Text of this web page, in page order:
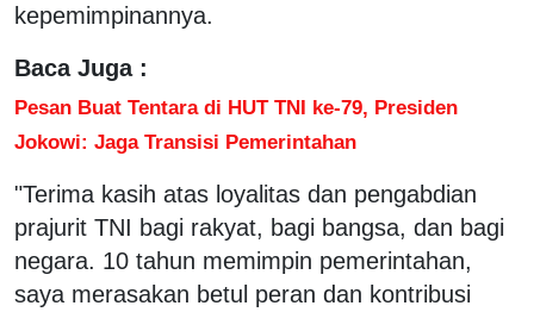
kepemimpinannya.
Baca Juga :
Pesan Buat Tentara di HUT TNI ke-79, Presiden
Jokowi: Jaga Transisi Pemerintahan
"Terima kasih atas loyalitas dan pengabdian
prajurit TNI bagi rakyat, bagi bangsa, dan bagi
negara. 10 tahun memimpin pemerintahan,
saya merasakan betul peran dan kontribusi